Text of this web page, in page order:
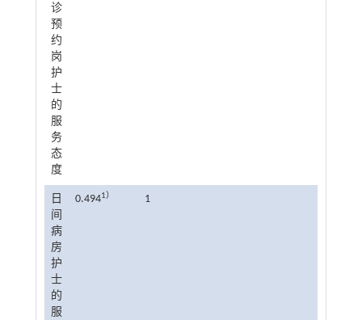
诊
预
约
岗
护
士
的
服
务
态
度
日
间
病
房
护
士
的
服
0.4941） 1